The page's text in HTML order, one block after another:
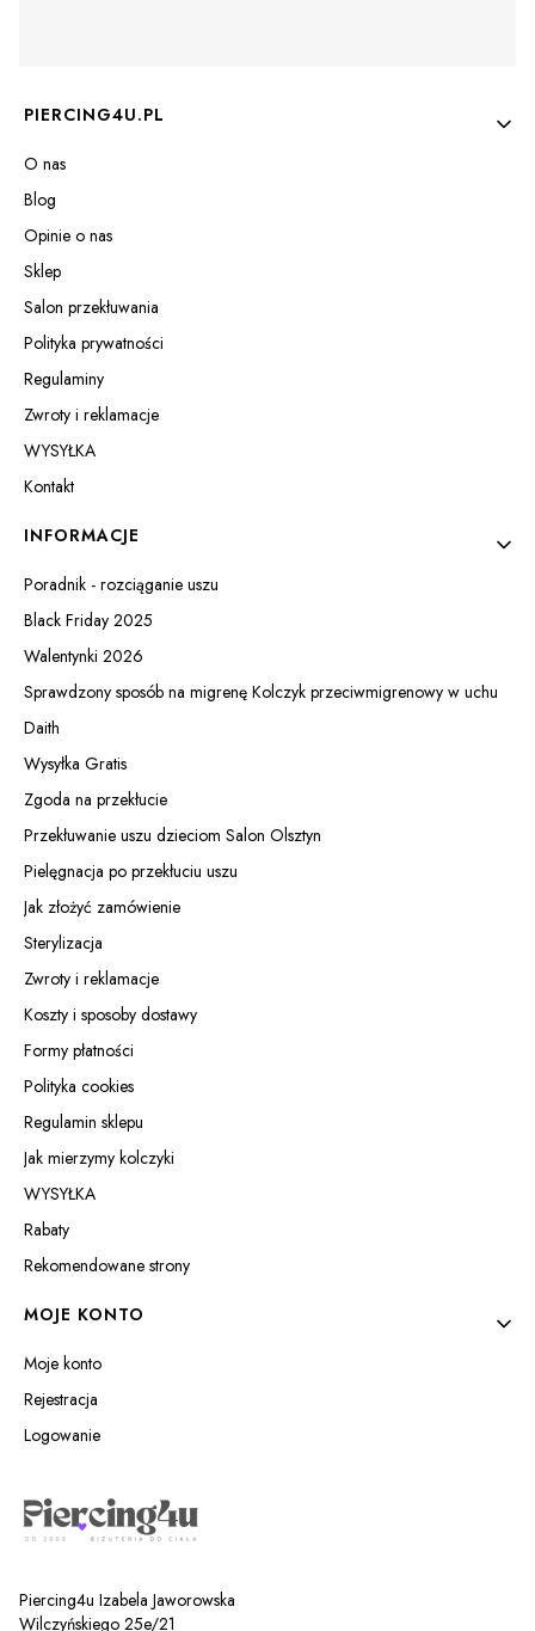
Linki w stopce
PIERCING4U.PL
O nas
Blog
Opinie o nas
Sklep
Salon przekłuwania
Polityka prywatności
Regulaminy
Zwroty i reklamacje
WYSYŁKA
Kontakt
INFORMACJE
Poradnik - rozciąganie uszu
Black Friday 2025
Walentynki 2026
Sprawdzony sposób na migrenę Kolczyk przeciwmigrenowy w uchu
Daith
Wysyłka Gratis
Zgoda na przekłucie
Przekłuwanie uszu dzieciom Salon Olsztyn
Pielęgnacja po przekłuciu uszu
Jak złożyć zamówienie
Sterylizacja
Zwroty i reklamacje
Koszty i sposoby dostawy
Formy płatności
Polityka cookies
Regulamin sklepu
Jak mierzymy kolczyki
WYSYŁKA
Rabaty
Rekomendowane strony
MOJE KONTO
Moje konto
Rejestracja
Logowanie
Piercing4u Izabela Jaworowska
Wilczyńskiego 25e/21